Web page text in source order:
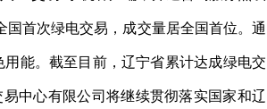
首次绿电交易，成交量居全国首位。通
能。截至目前，辽宁省累计达成绿电交
中心有限公司将继续贯彻落实国家和辽